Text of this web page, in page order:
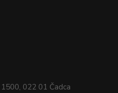
022 01 Čadca